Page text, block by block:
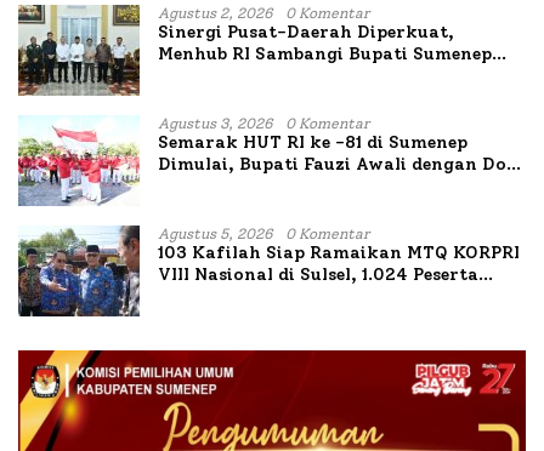
Agustus 2, 2026 0 Komentar
Sinergi Pusat-Daerah Diperkuat,
Menhub RI Sambangi Bupati Sumenep
Agustus 3, 2026 0 Komentar
Semarak HUT RI ke -81 di Sumenep
Dimulai, Bupati Fauzi Awali dengan Doa
Agustus 5, 2026 0 Komentar
103 Kafilah Siap Ramaikan MTQ KORPRI
VIII Nasional di Sulsel, 1.024 Peserta